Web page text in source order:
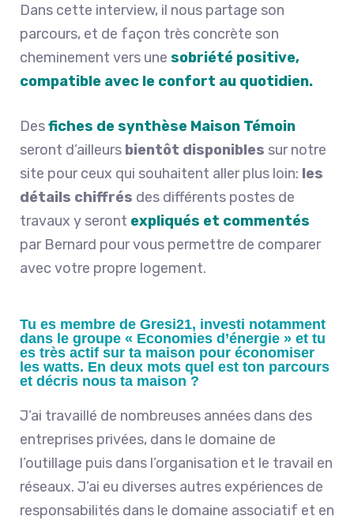
Dans cette interview, il nous partage son
parcours, et de façon très concrète son
cheminement vers une sobriété positive,
compatible avec le confort au quotidien.
Desfiches de synthèse Maison Témoin
seront d’ailleurs bientôt disponibles sur notre
site pour ceux qui souhaitent aller plus loin: les
détails chiffrés des différents postes de
travaux y seront expliqués et commentés
par Bernard pour vous permettre de comparer
avec votre propre logement.
Tu es membre de Gresi21, investi notamment
dans le groupe « Economies d’énergie » et tu
es très actif sur ta maison pour économiser
les watts. En deux mots quel est ton parcours
et décris nous ta maison ?
J’ai travaillé de nombreuses années dans des
entreprises privées, dans le domaine de
l’outillage puis dans l’organisation et le travail en
réseaux. J’ai eu diverses autres expériences de
responsabilités dans le domaine associatif et en